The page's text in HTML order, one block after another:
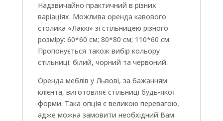
Надзвичайно практичний в різних
варіаціях. Можлива оренда кавового
столика «Лаккі» зі стільницею різного
розміру: 60*60 см; 80*80 см; 110*60 см.
Пропонується також вибір кольору
стільниці: білий, чорний та червоний.
Оренда меблів у Львові, за бажанням
клієнта, виготовляє стільниці будь-якої
форми. Така опція є великою перевагою,
адже можна замовити необхідний Вам